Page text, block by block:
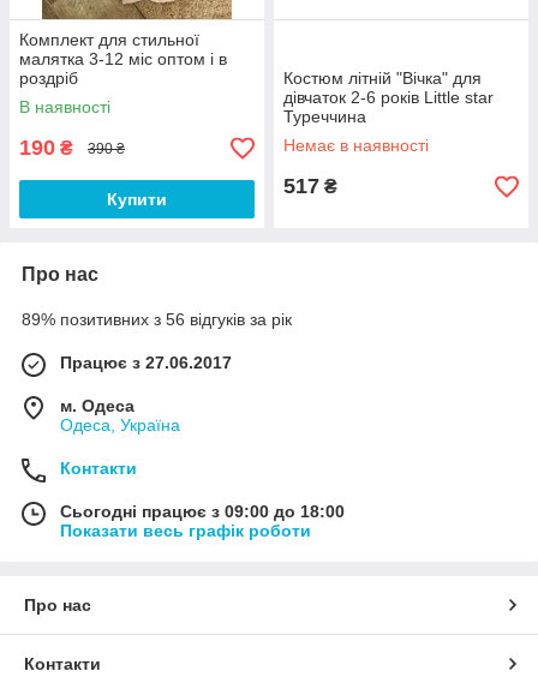
Комплект для стильної
малятка 3-12 міс оптом і в
роздріб
В наявності
190 ₴ 390 ₴
Купити
Костюм літній "Вічка" для
дівчаток 2-6 років Little star
Туреччина
Немає в наявності
517 ₴
Про нас
89% позитивних з 56 відгуків за рік
Працює з 27.06.2017
м. Одеса
Одеса, Україна
Контакти
Сьогодні працює з 09:00 до 18:00
Показати весь графік роботи
Про нас
Контакти